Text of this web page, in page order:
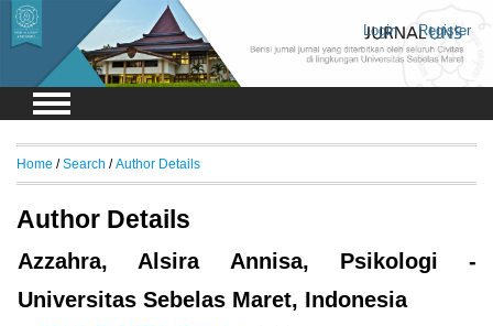
Login Register
Home /Search /Author Details
Author Details
Azzahra, Alsira Annisa, Psikologi -
Universitas Sebelas Maret, Indonesia